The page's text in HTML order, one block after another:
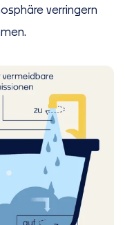
verringern